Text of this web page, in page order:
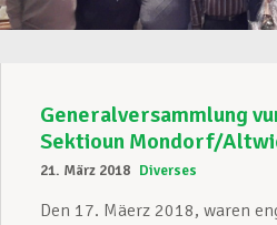
Generalversammlung
Sektioun Mondorf/
21. März 2018 Diverses
Den 17. Mäerz 2018, waren